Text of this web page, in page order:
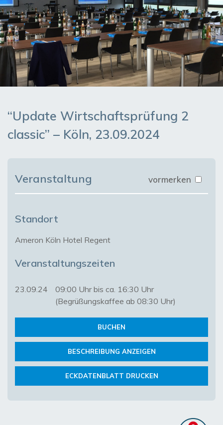
“Update Wirtschaftsprüfung 2
classic” – Köln, 23.09.2024
Veranstaltung vormerken
Standort
Ameron Köln Hotel Regent
Veranstaltungszeiten
23.09.24
09:00 Uhr bis ca. 16:30 Uhr
(Begrüßungskaffee ab 08:30 Uhr)
BUCHEN
BESCHREIBUNG ANZEIGEN
ECKDATENBLATT DRUCKEN